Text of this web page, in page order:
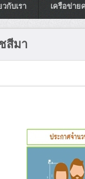
วกับเรา เครือข่าย
สีมา